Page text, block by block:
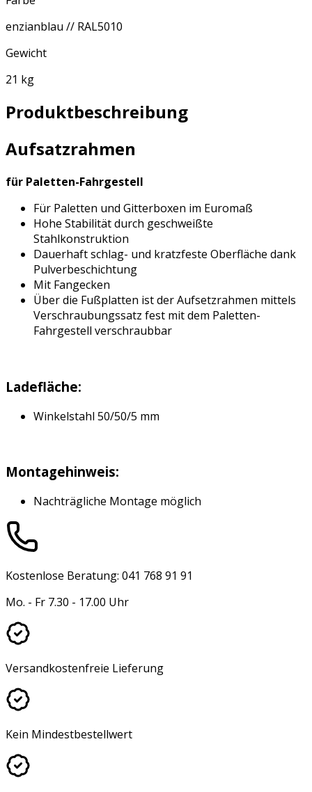
enzianblau // RAL5010
Gewicht
21 kg
Produktbeschreibung
Aufsatzrahmen
für Paletten-Fahrgestell
Für Paletten und Gitterboxen im Euromaß
Hohe Stabilität durch geschweißte
Stahlkonstruktion
Dauerhaft schlag- und kratzfeste Oberfläche dank
Pulverbeschichtung
Mit Fangecken
Über die Fußplatten ist der Aufsetzrahmen mittels
Verschraubungssatz fest mit dem Paletten-
Fahrgestell verschraubbar
Ladefläche:
Winkelstahl 50/50/5 mm
Montagehinweis:
Nachträgliche Montage möglich
Kostenlose Beratung: 041 768 91 91
Mo. - Fr 7.30 - 17.00 Uhr
Versandkostenfreie Lieferung
Kein Mindestbestellwert